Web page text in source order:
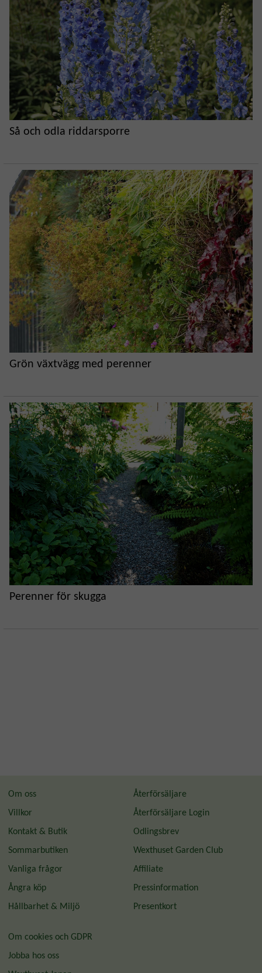
Så och odla riddarsporre
Grön växtvägg med perenner
Perenner för skugga
Om oss
Villkor
Kontakt & Butik
Sommarbutiken
Vanliga frågor
Ångra köp
Hållbarhet & Miljö
Återförsäljare
Återförsäljare Login
Odlingsbrev
Wexthuset Garden Club
Affiliate
Pressinformation
Presentkort
Om cookies och GDPR
Jobba hos oss